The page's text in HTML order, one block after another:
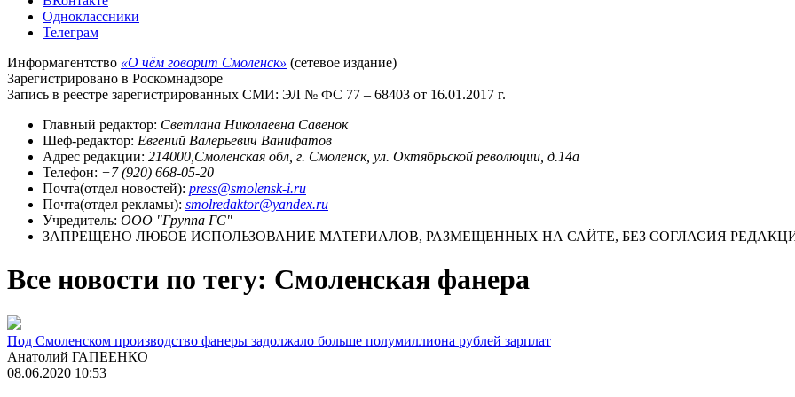
Одноклассники
Телеграм
Информагентство «О чём говорит Смоленск» (сетевое издание)
Зарегистрировано в Роскомнадзоре
Запись в реестре зарегистрированных СМИ: ЭЛ № ФС 77 – 68403 от 16.01.2017 г.
Главный редактор: Светлана Николаевна Савенок
Шеф-редактор: Евгений Валерьевич Ванифатов
Адрес редакции: 214000,Смоленская обл, г. Смоленск, ул. Октябрьской революции, д.14а
Телефон: +7 (920) 668-05-20
Почта(отдел новостей): press@smolensk-i.ru
Почта(отдел рекламы): smolredaktor@yandex.ru
Учредитель: ООО "Группа ГС"
ЗАПРЕЩЕНО ЛЮБОЕ ИСПОЛЬЗОВАНИЕ МАТЕРИАЛОВ, РАЗМЕЩЕННЫХ НА САЙТЕ, БЕЗ СОГЛАСИЯ
Все новости по тегу: Смоленская фанера
Под Смоленском производство фанеры задолжало больше полумиллиона рублей зарплат
Анатолий ГАПЕЕНКО
08.06.2020 10:53